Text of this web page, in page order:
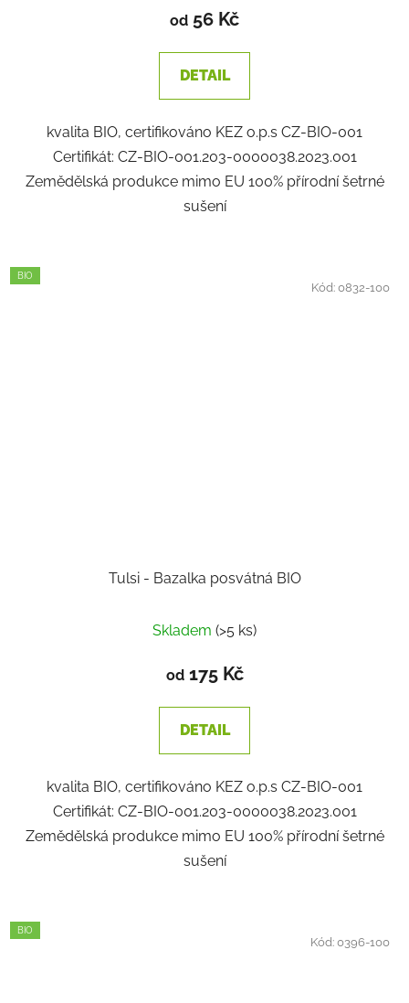
od 56 Kč
DETAIL
kvalita BIO, certifikováno KEZ o.p.s CZ-BIO-001
Certifikát: CZ-BIO-001.203-0000038.2023.001
Zemědělská produkce mimo EU 100% přírodní šetrné
sušení
BIO
Tulsi - Bazalka posvátná BIO
Skladem (>5 ks)
od175 Kč
DETAIL
kvalita BIO, certifikováno KEZ o.p.s CZ-BIO-001
Certifikát: CZ-BIO-001.203-0000038.2023.001
Zemědělská produkce mimo EU 100% přírodní šetrné
sušení
Kód:0832-100
BIO
Kód:0396-100